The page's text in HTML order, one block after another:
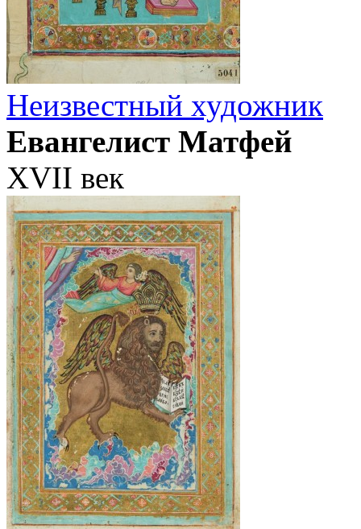
Неизвестный художник
Евангелист Матфей
XVII век